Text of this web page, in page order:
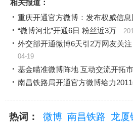
相关报道：
重庆开通官方微博：发布权威信
“微博河北”开通6日 粉丝近3万
外交部开通微博6天引2万网友关
04-19
基金瞄准微博阵地 互动交流开拓
南昌铁路局开通官方微博给力
热词： 微博 南昌铁路 龙厦